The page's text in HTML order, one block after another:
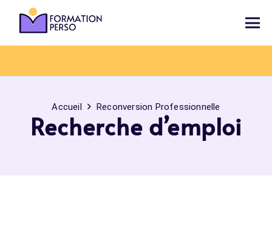
Accueil Reconversion Professionnelle
Recherche d’emploi